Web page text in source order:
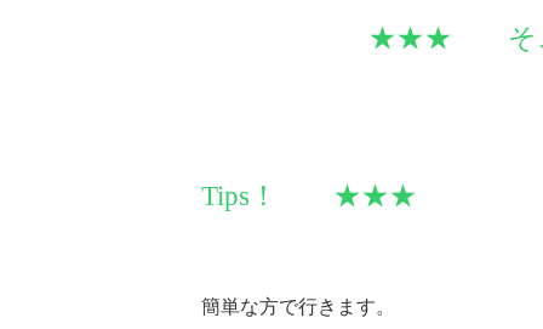
★★★ そこで
Tips！ ★★★
簡単な方で行きます。